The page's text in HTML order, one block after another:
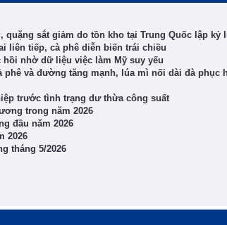
sắt giảm do tồn kho tại Trung Quốc lập kỷ
liên tiếp, cà phê diễn biến trái chiều
nhờ dữ liệu việc làm Mỹ suy yếu
và đường tăng mạnh, lúa mì nối dài đà phục
trước tình trạng dư thừa công suất
trong năm 2026
đầu năm 2026
2026
tháng 5/2026